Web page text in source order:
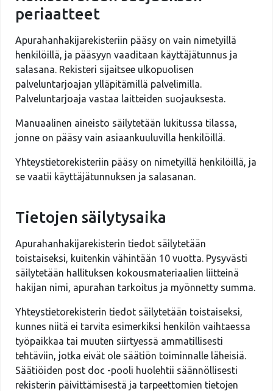
periaatteet
Apurahanhakijarekisteriin pääsy on vain nimetyillä
henkilöillä, ja pääsyyn vaaditaan käyttäjätunnus ja
salasana. Rekisteri sijaitsee ulkopuolisen
palveluntarjoajan ylläpitämillä palvelimilla.
Palveluntarjoaja vastaa laitteiden suojauksesta.
Manuaalinen aineisto säilytetään lukitussa tilassa,
jonne on pääsy vain asiaankuuluvilla henkilöillä.
Yhteystietorekisteriin pääsy on nimetyillä henkilöillä, ja
se vaatii käyttäjätunnuksen ja salasanan.
Tietojen säilytysaika
Apurahanhakijarekisterin tiedot säilytetään
toistaiseksi, kuitenkin vähintään 10 vuotta. Pysyvästi
säilytetään hallituksen kokousmateriaalien liitteinä
hakijan nimi, apurahan tarkoitus ja myönnetty summa.
Yhteystietorekisterin tiedot säilytetään toistaiseksi,
kunnes niitä ei tarvita esimerkiksi henkilön vaihtaessa
työpaikkaa tai muuten siirtyessä ammatillisesti
tehtäviin, jotka eivät ole säätiön toiminnalle läheisiä.
Säätiöiden post doc -pooli huolehtii säännöllisesti
rekisterin päivittämisestä ja tarpeettomien tietojen